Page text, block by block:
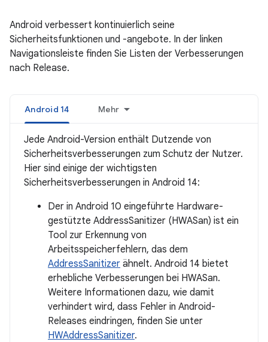
Android verbessert kontinuierlich seine
Sicherheitsfunktionen und -angebote. In der linken
Navigationsleiste finden Sie Listen der Verbesserungen
nach Release.
Android 14 Mehr
Jede Android-Version enthält Dutzende von
Sicherheitsverbesserungen zum Schutz der Nutzer.
Hier sind einige der wichtigsten
Sicherheitsverbesserungen in Android 14:
Der in Android 10 eingeführte Hardware-
gestützte AddressSanitizer (HWASan) ist ein
Tool zur Erkennung von
Arbeitsspeicherfehlern, das dem
AddressSanitizer ähnelt. Android 14 bietet
erhebliche Verbesserungen bei HWASan.
Weitere Informationen dazu, wie damit
verhindert wird, dass Fehler in Android-
Releases eindringen, finden Sie unter
HWAddressSanitizer.